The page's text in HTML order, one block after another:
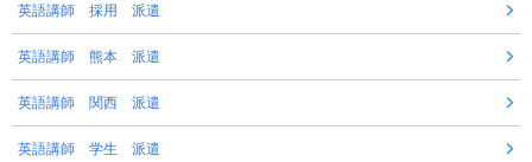
英語講師 採用 派遣
英語講師 熊本 派遣
英語講師 関西 派遣
英語講師 学生 派遣